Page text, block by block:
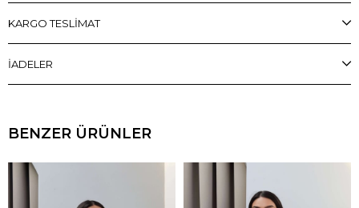
KARGO TESLİMAT
İADELER
BENZER ÜRÜNLER